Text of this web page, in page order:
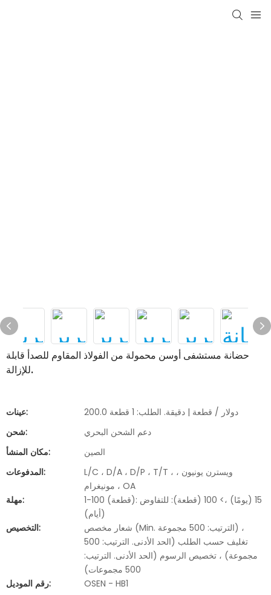
حضانة مستشفى أوسن محمولة من الفولاذ المقاوم للصدأ قابلة
للإزالة.
عينات:
200.0 دولار / قطعة | دقيقة. الطلب: 1 قطعة
شحن:
دعم الشحن البحري
مكان المنشأ:
الصين
المدفوعات:
L/C ، D/A ، D/P ، T/T ، ويسترن يونيون ،
مونيغرام ، OA
مهلة:
1-100 (قطعة): 15 (يومًا) ،> 100 (قطعة): للتفاوض
(أيام)
التخصيص:
شعار مخصص (Min. الترتيب: 500 مجموعة) ،
تغليف حسب الطلب (الحد الأدنى. الترتيب: 500
مجموعة) ، تخصيص الرسوم (الحد الأدنى. الترتيب:
500 مجموعات)
رقم الموديل:
OSEN - HB1